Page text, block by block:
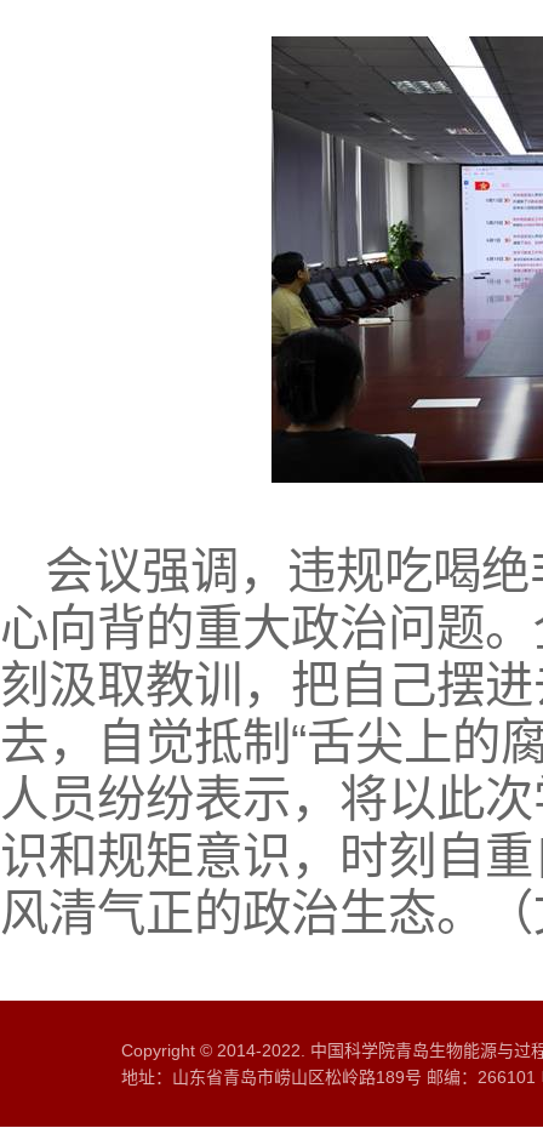
会议强调，违规吃喝
心向背的重大政治问题
刻汲取教训，把自己摆
去，自觉抵制“舌尖上的
人员纷纷表示，将以此
识和规矩意识，时刻自
风清气正的政治生态。
Copyright © 2014-2022. 中国科学院青岛生物能源与过
地址：山东省青岛市崂山区松岭路189号 邮编：